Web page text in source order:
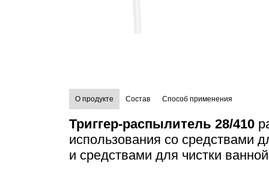
О продукте Состав Способ применения
Триггер-распылитель 28/410
использования со средствами
и средствами для чистки